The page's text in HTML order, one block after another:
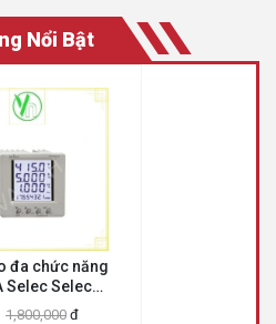
Nổi Bật
đa chức năng
Selec Selec
1,800,000 đ